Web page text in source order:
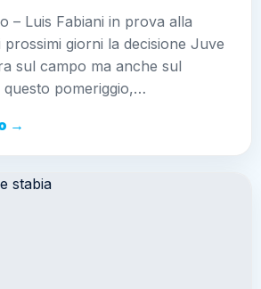
– Luis Fabiani in prova alla
giorni la decisione Juve
sul campo ma anche sul
pomeriggio,…
→